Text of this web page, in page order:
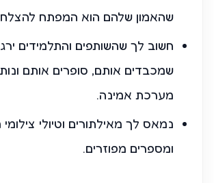
שהאמון שלהם הוא המפתח
חשוב לך שהשותפים והתלמידים
שמכבדים אותם, סופרים אותם
מערכת אמינה.
נמאס לך מאילתורים וטיולי
ומספרים מפוזרים.